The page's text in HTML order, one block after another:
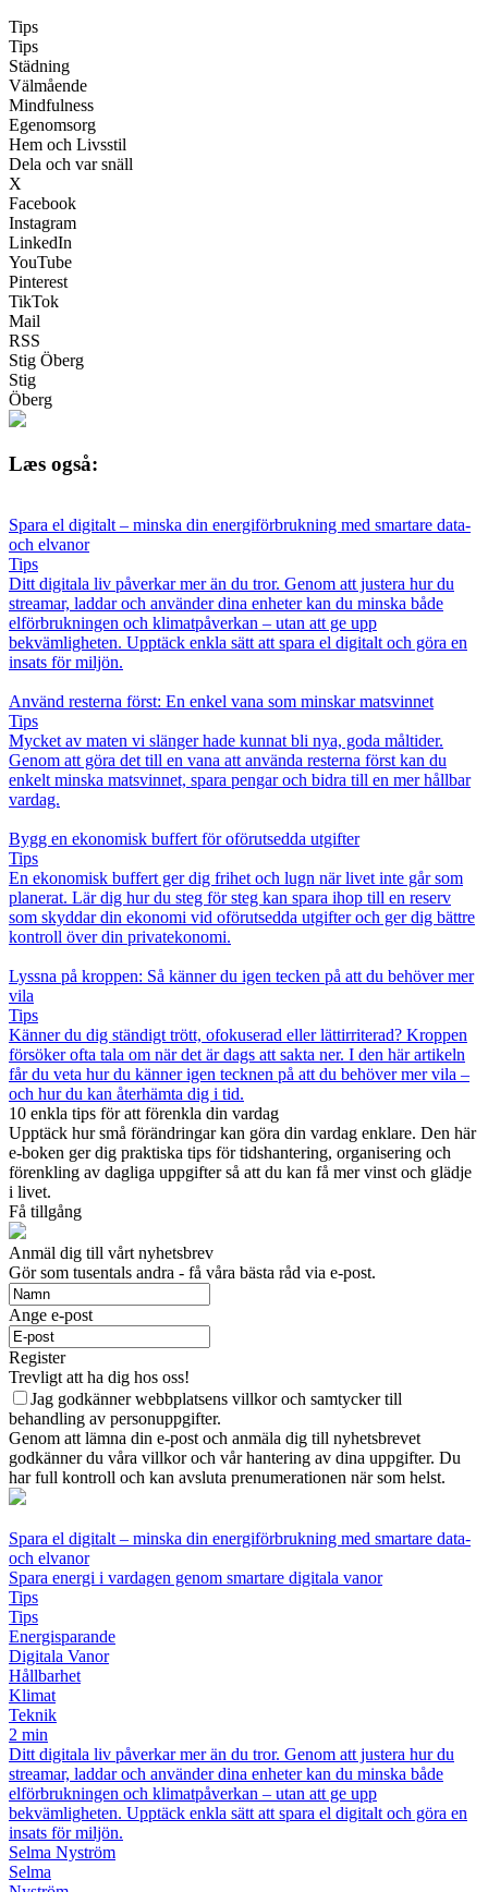
Tips
Tips
Städning
Välmående
Mindfulness
Egenomsorg
Hem och Livsstil
Dela och var snäll
X
Facebook
Instagram
LinkedIn
YouTube
Pinterest
TikTok
Mail
RSS
Stig Öberg
Stig
Öberg
Læs også:
Spara el digitalt – minska din energiförbrukning med smartare data-
och elvanor
Tips
Ditt digitala liv påverkar mer än du tror. Genom att justera hur du
streamar, laddar och använder dina enheter kan du minska både
elförbrukningen och klimatpåverkan – utan att ge upp
bekvämligheten. Upptäck enkla sätt att spara el digitalt och göra en
insats för miljön.
Använd resterna först: En enkel vana som minskar matsvinnet
Tips
Mycket av maten vi slänger hade kunnat bli nya, goda måltider.
Genom att göra det till en vana att använda resterna först kan du
enkelt minska matsvinnet, spara pengar och bidra till en mer hållbar
vardag.
Bygg en ekonomisk buffert för oförutsedda utgifter
Tips
En ekonomisk buffert ger dig frihet och lugn när livet inte går som
planerat. Lär dig hur du steg för steg kan spara ihop till en reserv
som skyddar din ekonomi vid oförutsedda utgifter och ger dig bättre
kontroll över din privatekonomi.
Lyssna på kroppen: Så känner du igen tecken på att du behöver mer
vila
Tips
Känner du dig ständigt trött, ofokuserad eller lättirriterad? Kroppen
försöker ofta tala om när det är dags att sakta ner. I den här artikeln
får du veta hur du känner igen tecknen på att du behöver mer vila –
och hur du kan återhämta dig i tid.
10 enkla tips för att förenkla din vardag
Upptäck hur små förändringar kan göra din vardag enklare. Den här
e-boken ger dig praktiska tips för tidshantering, organisering och
förenkling av dagliga uppgifter så att du kan få mer vinst och glädje
i livet.
Få tillgång
Anmäl dig till vårt nyhetsbrev
Gör som tusentals andra - få våra bästa råd via e-post.
Ange e-post
Register
Trevligt att ha dig hos oss!
Jag godkänner webbplatsens villkor och samtycker till
behandling av personuppgifter.
Genom att lämna din e-post och anmäla dig till nyhetsbrevet
godkänner du våra villkor och vår hantering av dina uppgifter. Du
har full kontroll och kan avsluta prenumerationen när som helst.
Spara el digitalt – minska din energiförbrukning med smartare data-
och elvanor
Spara energi i vardagen genom smartare digitala vanor
Tips
Tips
Energisparande
Digitala Vanor
Hållbarhet
Klimat
Teknik
2 min
Ditt digitala liv påverkar mer än du tror. Genom att justera hur du
streamar, laddar och använder dina enheter kan du minska både
elförbrukningen och klimatpåverkan – utan att ge upp
bekvämligheten. Upptäck enkla sätt att spara el digitalt och göra en
insats för miljön.
Selma Nyström
Selma